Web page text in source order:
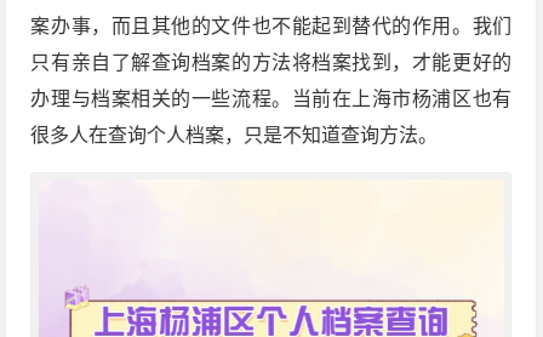
案办事，而且其他的文件也不能起到替代的作用。我们
只有亲自了解查询档案的方法将档案找到，才能更好的
办理与档案相关的一些流程。当前在上海市杨浦区也有
很多人在查询个人档案，只是不知道查询方法。